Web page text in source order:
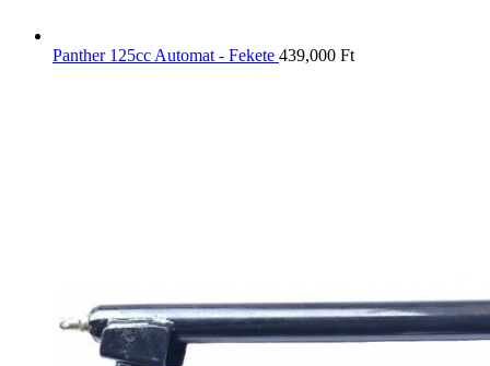
Panther 125cc Automat - Fekete 439,000 Ft